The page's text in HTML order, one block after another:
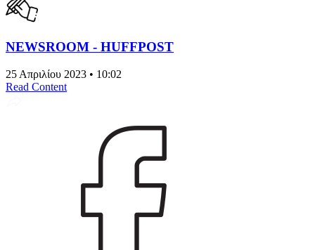
NEWSROOM - HUFFPOST
25 Απριλίου 2023 • 10:02
Read Content